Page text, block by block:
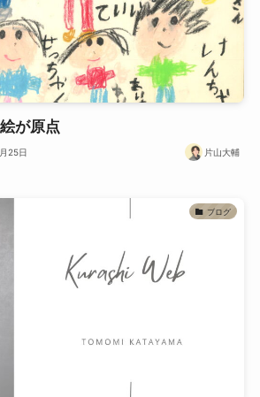
が原点
25日 片山大輔
ブログ